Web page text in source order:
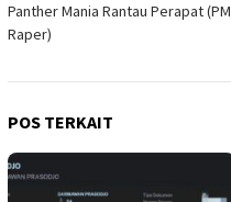
Panther Mania Rantau Perapat (PM
Raper)
POS TERKAIT